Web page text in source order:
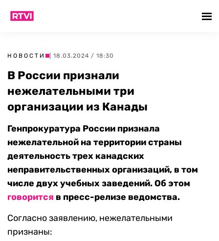
НОВОСТИ | 18.03.2024 / 18:30
В России признали
нежелательными три
организации из Канады
Генпрокуратура России признала
нежелательной на территории страны
деятельность трех канадских
неправительственных организаций, в том
числе двух учебных заведений. Об этом
говорится в пресс-релизе ведомства.
Согласно заявлению, нежелательными
признаны: